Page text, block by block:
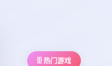
🗄️ 热门游戏